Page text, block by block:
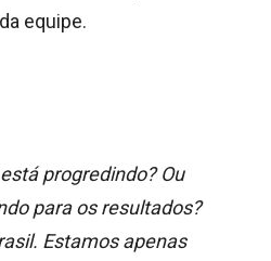
equipe.
progredindo? Ou
para os resultados?
Estamos apenas